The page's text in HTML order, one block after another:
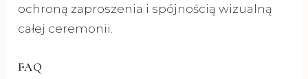
ochroną zaproszenia i spójnością wizualną
całej ceremonii.
FAQ